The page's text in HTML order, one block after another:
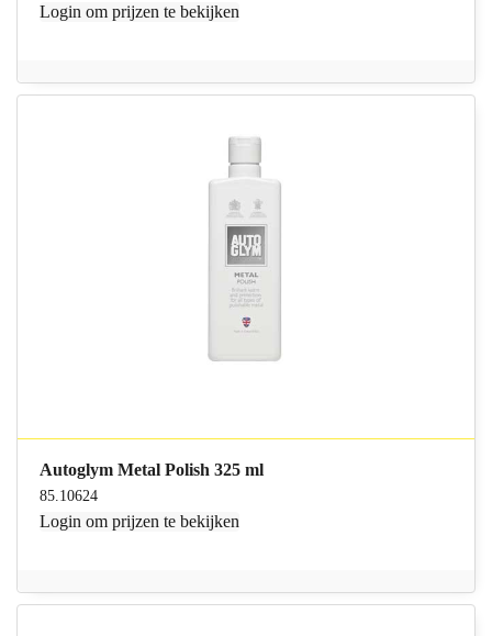
Login om prijzen te bekijken
Autoglym Metal Polish 325 ml
85.10624
Login om prijzen te bekijken